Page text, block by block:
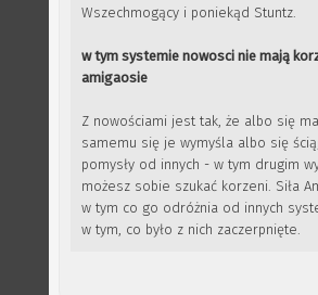
Wszechmogący i poniekąd Stuntz.
w tym systemie nowosci nie mają
amigaosie
Z nowościami jest tak, że albo się
samemu się je wymyśla albo się
pomysły od innych - w tym drugim
możesz sobie szukać korzeni. Siła
w tym co go odróżnia od innych
w tym, co było z nich zaczerpnięte.